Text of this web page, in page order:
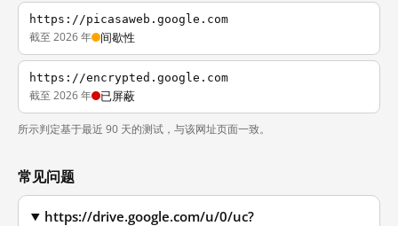
https://picasaweb.google.com
截至 2026 年 间歇性
https://encrypted.google.com
截至 2026 年 已屏蔽
所示判定基于最近 90 天的测试，与该网址页面一致。
常见问题
https://drive.google.com/u/0/uc?